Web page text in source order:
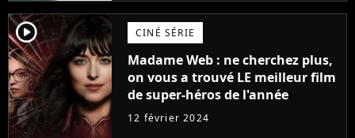
player2 CINÉ SÉRIE
Madame Web : ne cherchez plus,
on vous a trouvé LE meilleur film
de super-héros de l'année
12 février 2024